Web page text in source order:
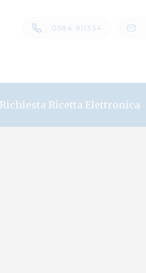
0584 611354
Ricetta Elettronica